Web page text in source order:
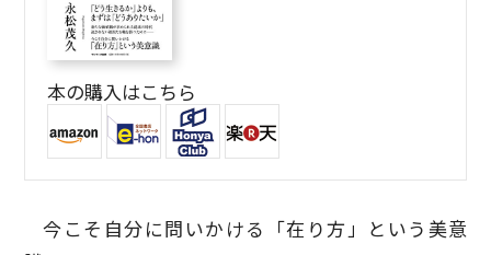
本の購入はこちら
今こそ自分に問いかける「在り方」という美意